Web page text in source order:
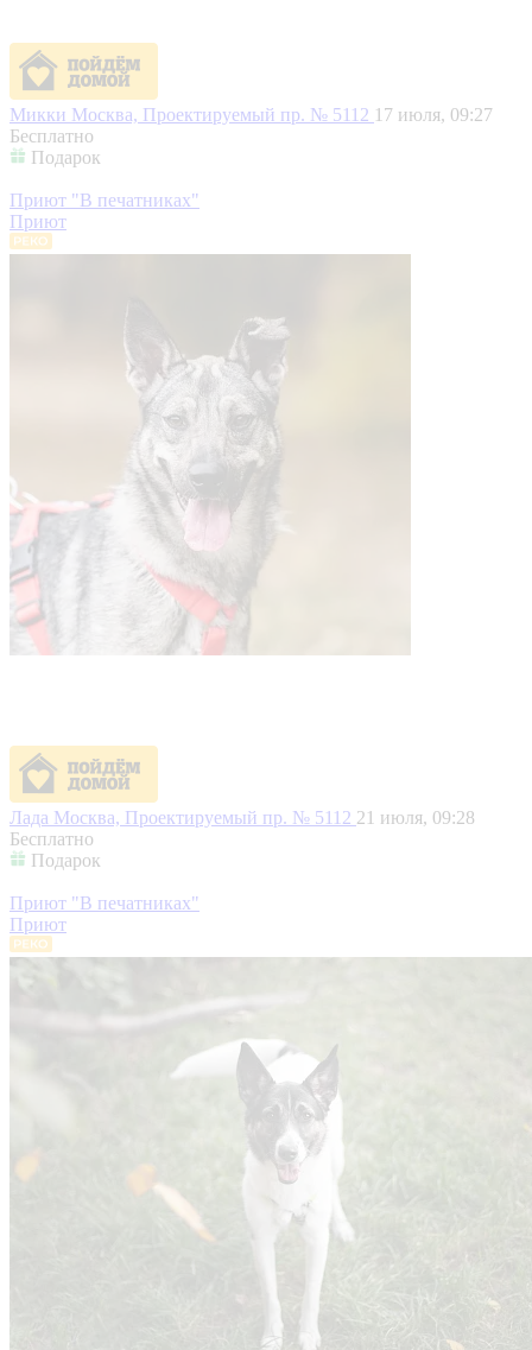
Микки Москва, Проектируемый пр. № 5112 17 июля, 09:27
Бесплатно
Подарок
Приют "В печатниках"
Приют
Лада Москва, Проектируемый пр. № 5112 21 июля, 09:28
Бесплатно
Подарок
Приют "В печатниках"
Приют